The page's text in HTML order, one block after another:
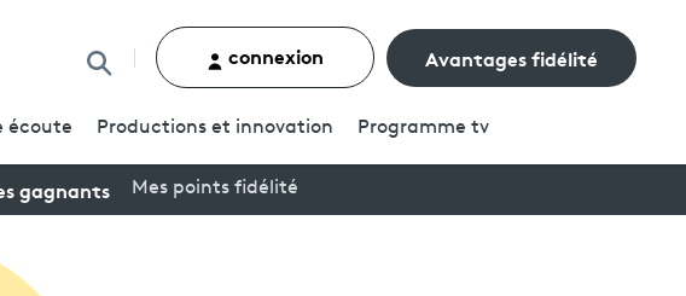
Rechercher un contenu
connexion Avantages fidélité
écoute Productions et innovation Programme tv
gagnants Mes points fidélité